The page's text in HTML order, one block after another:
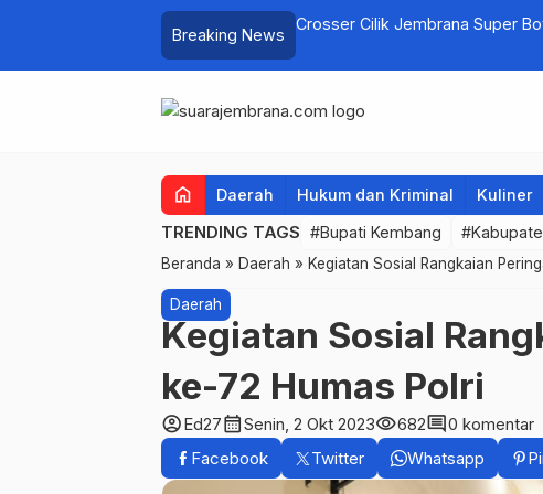
Breaking News
Crosser Cilik Jembrana Super
home Daerah Hukum dan Kriminal Kuliner
TRENDING TAGS #Bupati Kembang
Beranda » Daerah » Kegiatan Sosial Rangkaian
Daerah
Kegiatan Sosial
ke-72 Humas Polri
account_circleEd27calendar_monthSenin, 2 Okt 2023visibility682comment0 komentar
Facebook
Twitter Whatsapp